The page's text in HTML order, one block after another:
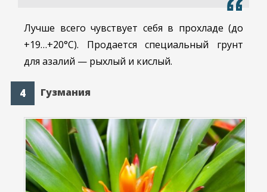
Лучше всего чувствует себя в прохладе (до
+19…+20°С). Продается специальный грунт
для азалий — рыхлый и кислый.
Гузмания